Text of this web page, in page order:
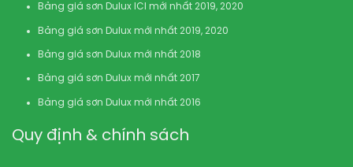
Bảng giá sơn Dulux ICI mới nhất 2019, 2020
Bảng giá sơn Dulux mới nhất 2019, 2020
Bảng giá sơn Dulux mới nhất 2018
Bảng giá sơn Dulux mới nhất 2017
Bảng giá sơn Dulux mới nhất 2016
Quy định & chính sách